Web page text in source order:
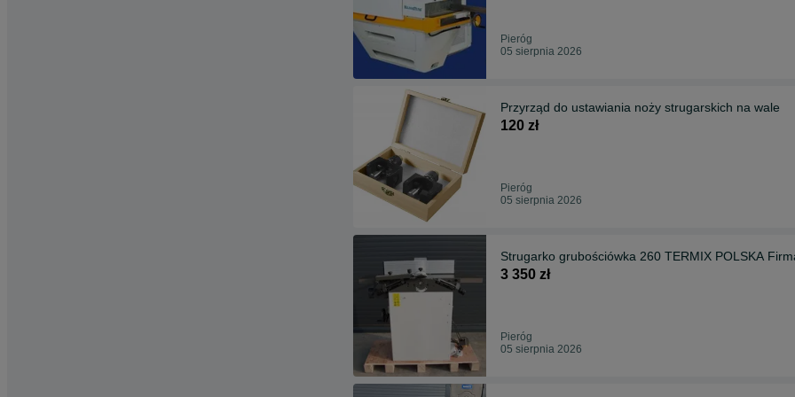
Pieróg
05 sierpnia 2026
Przyrząd do ustawiania noży strugarskich na wale
120 zł
Pieróg
05 sierpnia 2026
Strugarko grubościówka 260 TERMIX POLSKA
3 350 zł
Pieróg
05 sierpnia 2026